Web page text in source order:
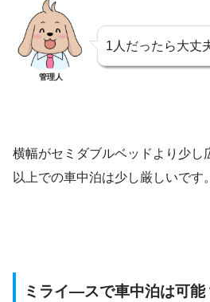
管理人
1人だったら大丈
横幅がセミダブルベッドより少し
以上での車中泊は少し厳しいです。
ミライ―スで車中泊は可